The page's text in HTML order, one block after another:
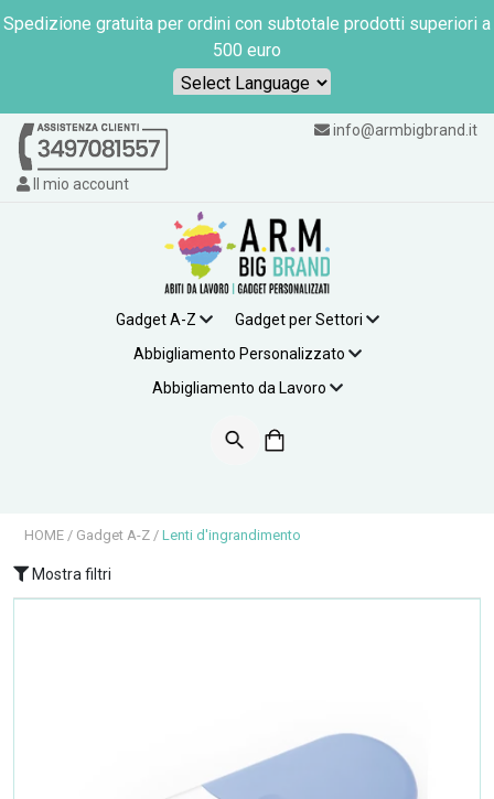
Spedizione gratuita per ordini con subtotale prodotti superiori a
500 euro
Powered by
info@armbigbrand.it
Il mio account
Gadget A-Z
Gadget per Settori
Abbigliamento Personalizzato
Abbigliamento da Lavoro
HOME / Gadget A-Z / Lenti d'ingrandimento
Mostra filtri